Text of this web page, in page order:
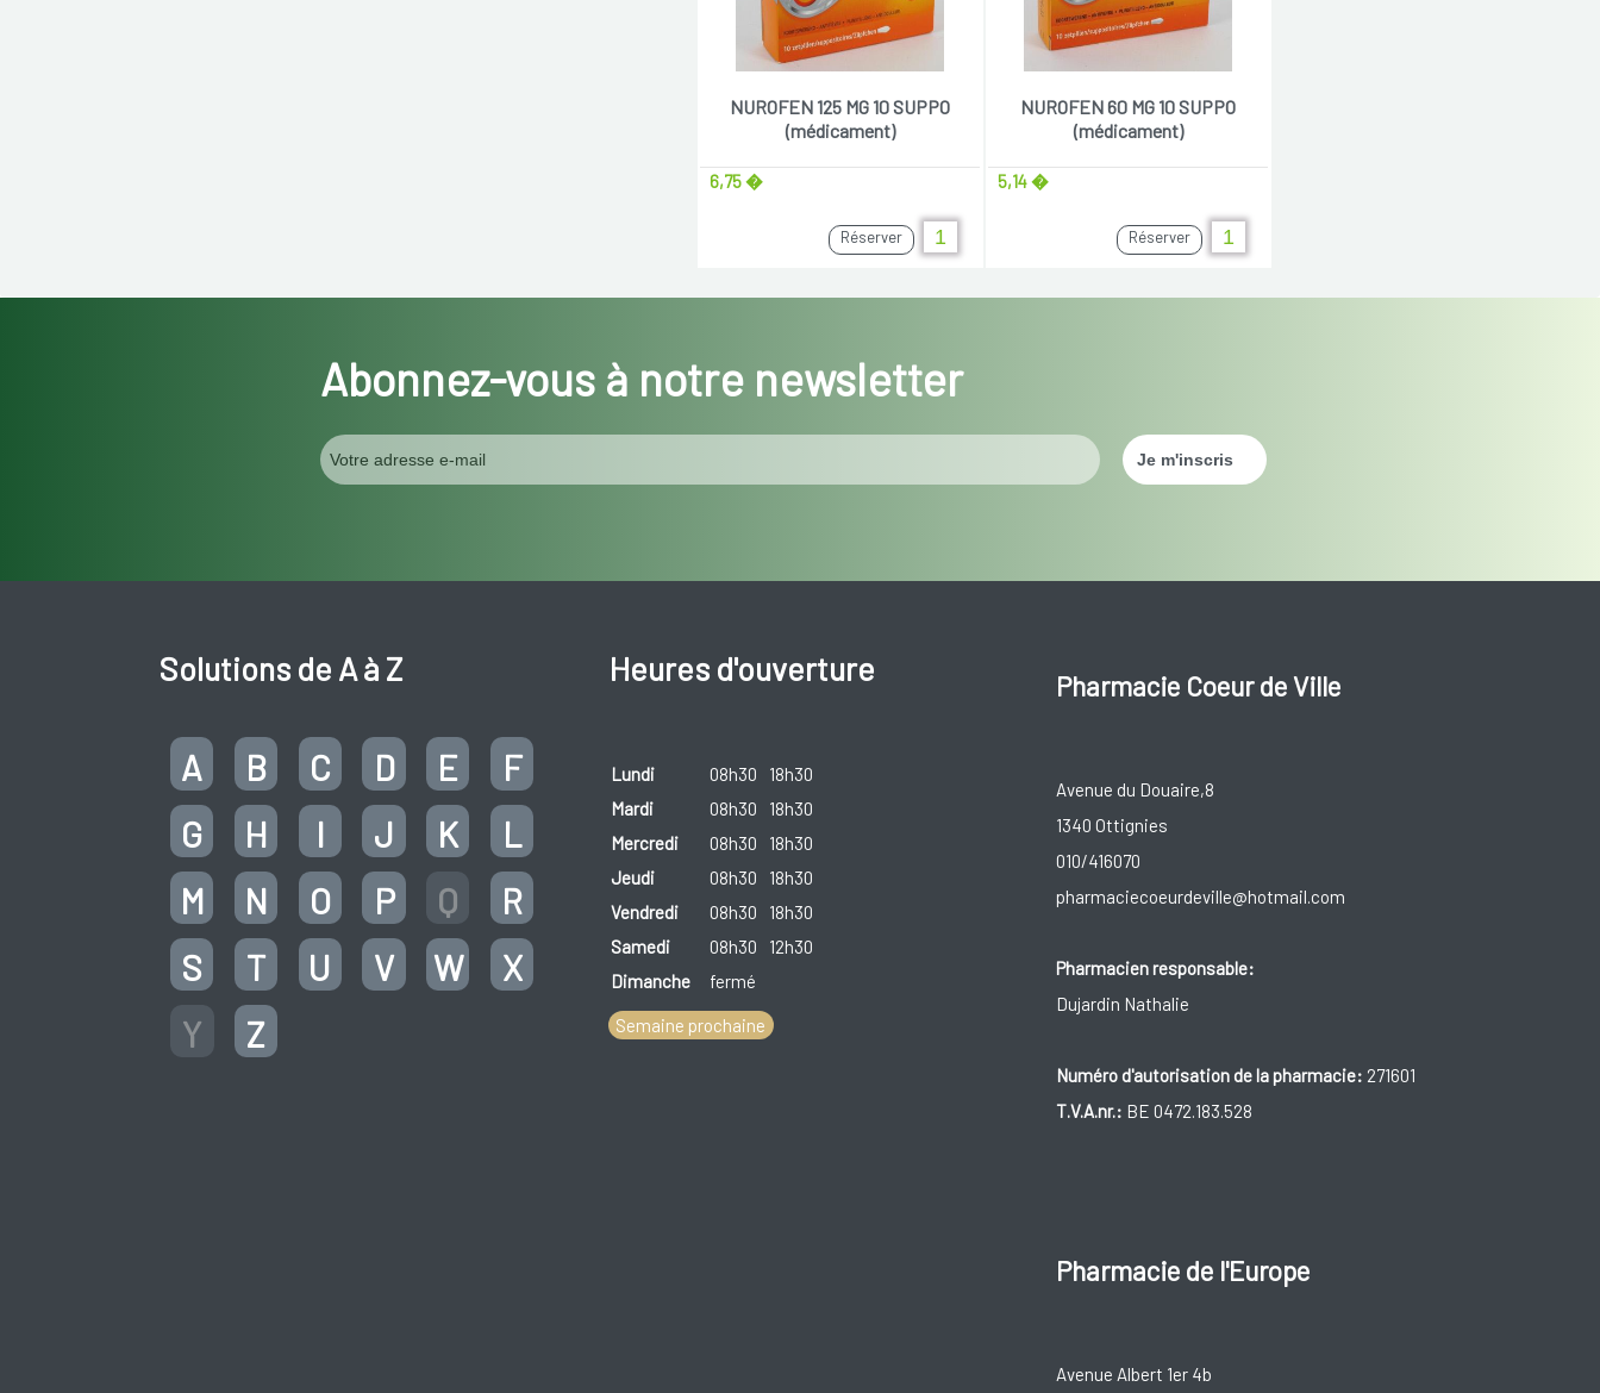
NUROFEN 125 MG 10 SUPPO
(médicament)
6,75 �
Réserver
NUROFEN 60 MG 10 SUPPO
(médicament)
5,14 �
Réserver
Abonnez-vous à notre newsletter
Solutions de A à Z
A B C D E
F
G
H I J K
L
M
N O P Q
R
S
T U V W
X
Y
Z
Heures d'ouverture
Lundi 08h30
18h30
Mardi
08h30
18h30
Mercredi
08h30
18h30
Jeudi
08h30
18h30
Vendredi
08h30
18h30
Samedi
08h30
12h30
Dimanche
fermé
Semaine prochaine
Pharmacie Coeur de Ville
Avenue du Douaire,8
1340 Ottignies
010/416070
pharmaciecoeurdeville@hotmail.com
Pharmacien responsable:
Dujardin Nathalie
Numéro d'autorisation de la pharmacie: 271601
T.V.A.nr.: BE 0472.183.528
Pharmacie de l'Europe
Avenue Albert 1er 4b